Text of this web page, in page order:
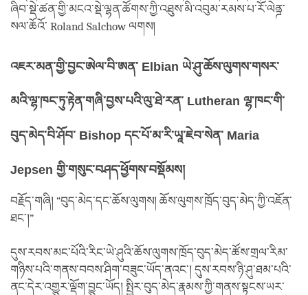
ཞིབ་སྡེ་ཚན་གྱི་མངའ་སྡེ་ལྷན་ཚོགས་ཀྱི་འཐུས་མི་འབུམ་རམས་པ་རོ་ལེནྜ་
སལ་ཆོའོ་ Roland Salchow ལགས།
འཇར་མན་གྱི་བྱང་ཨེལ་བི་ཨན་ Elbian ཡེ་ཤུ་ཆོས་ལུགས་གསར་
མའི་ལྷ་ཁང་ཏུ་རྟེན་གཞི་བྱས་པའི་ལུ་ཐེ་རན་ Lutheran ལྷ་ཁང་གི་
བུད་མེད་བི་ཤོབ་ Bishop དང་པོ་མ་རི་ཡཱ་ཇེབ་སེན་ Maria
Jepsen གྱི་གསུང་བཤད་ཕྱོགས་བསྡོམས།
བརྗོད་གཞི། “བུད་མེད་དང་ཆོས་ལུགས། ཆོས་ལུགས་ཁྲོད་བུད་མེད་ཀྱི་འཇོན་
ཐང་།”
དུས་རབས་མང་པོའི་རིང་ཡེ་ཤུའི་ཆོས་ལུགས་ཁྲོད་བུད་མེད་ཚོས་གྲལ་རིམ་
གཉིས་པའི་གནས་བབས་ཤིག་བཟུང་ཡོད་ནའང་། དུས་རབས་ཉི་ཤུ་ཐམ་པའི་
ནང་དེར་འགྱུར་ལྡོག་བྱུང་ཡོད། སྤྱིར་བུད་མེད་རྣམས་ཀྱི་གནས་སྟངས་ཡར་